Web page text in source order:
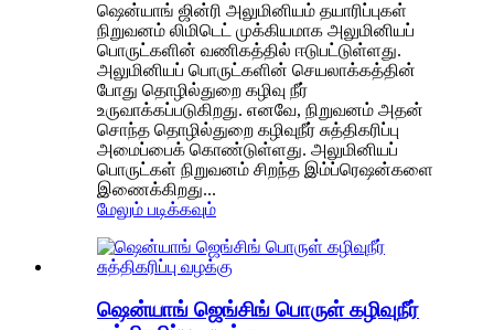
ஷென்யாங் ஜின்ரி அலுமினியம் தயாரிப்புகள்
நிறுவனம் லிமிடெட் முக்கியமாக அலுமினியப்
பொருட்களின் வணிகத்தில் ஈடுபட்டுள்ளது.
அலுமினியப் பொருட்களின் செயலாக்கத்தின்
போது தொழில்துறை கழிவு நீர்
உருவாக்கப்படுகிறது. எனவே, நிறுவனம் அதன்
சொந்த தொழில்துறை கழிவுநீர் சுத்திகரிப்பு
அமைப்பைக் கொண்டுள்ளது. அலுமினியப்
பொருட்கள் நிறுவனம் சிறந்த இம்ப்ரெஷன்களை
இணைக்கிறது...
மேலும் படிக்கவும்
ஷென்யாங் ஜெங்சிங் பொருள் கழிவுநீர்